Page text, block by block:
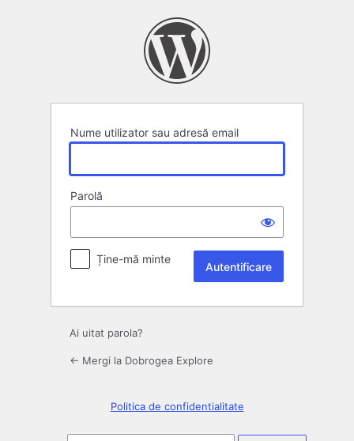
Nume utilizator sau adresă email
Parolă
Ține-mă minte
Ai uitat parola?
← Mergi la Dobrogea Explore
Politica de confidentialitate